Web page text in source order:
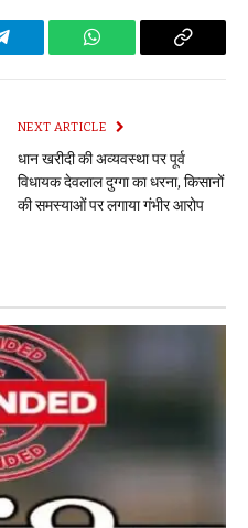
Telegram WhatsApp Copy
NEXT ARTICLE
धान खरीदी की अव्यवस्था पर पूर्व
विधायक देवलाल दुग्गा का धरना, किसानों
की समस्याओं पर लगाया गंभीर आरोप